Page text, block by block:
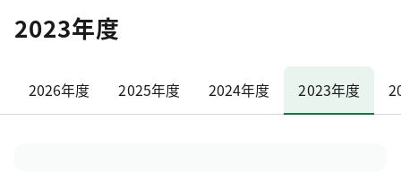
2023年度
2026年度 2025年度 2024年度 2023年度